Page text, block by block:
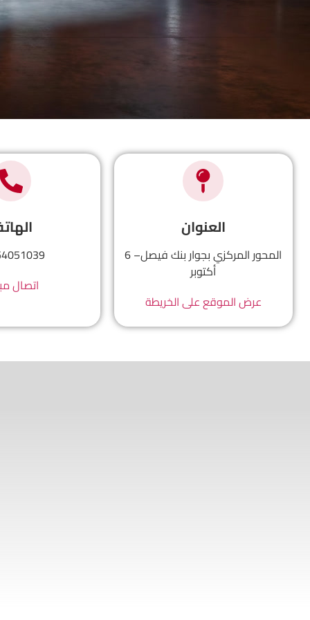
العنوان
المحور المركزي بجوار بنك فيصل– 6
أكتوبر
عرض الموقع على الخريطة
اتصال